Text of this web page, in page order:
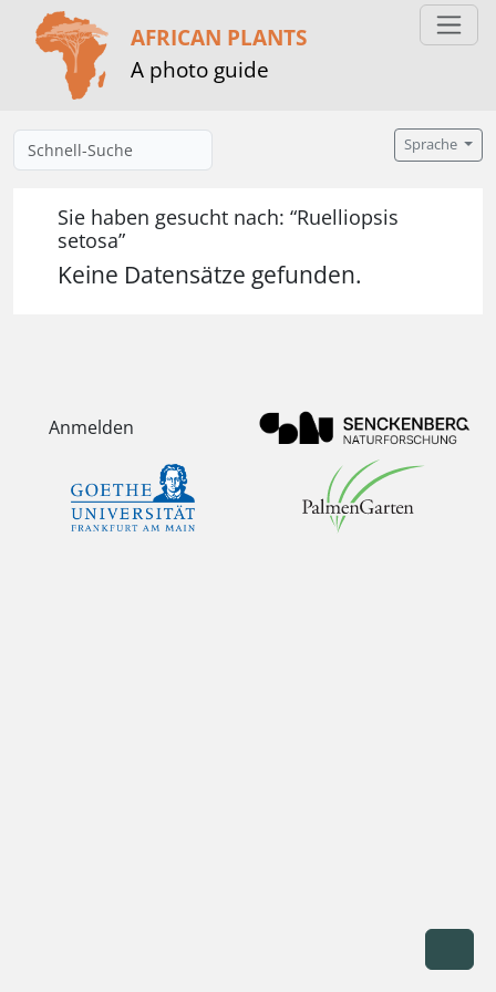
AFRICAN PLANTS
A photo guide
Sprache
Sie haben gesucht nach: “Ruelliopsis
setosa”
Keine Datensätze gefunden.
Anmelden